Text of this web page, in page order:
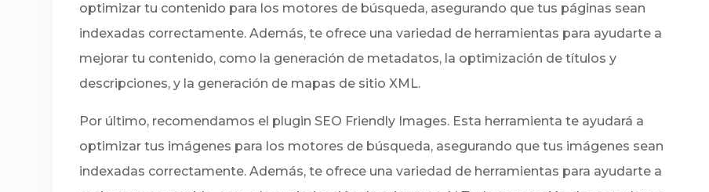
optimizar tu contenido para los motores de búsqueda, asegurando que tus páginas sean
indexadas correctamente. Además, te ofrece una variedad de herramientas para ayudarte a
mejorar tu contenido, como la generación de metadatos, la optimización de títulos y
descripciones, y la generación de mapas de sitio XML.
Por último, recomendamos el plugin SEO Friendly Images. Esta herramienta te ayudará a
optimizar tus imágenes para los motores de búsqueda, asegurando que tus imágenes sean
indexadas correctamente. Además, te ofrece una variedad de herramientas para ayudarte a